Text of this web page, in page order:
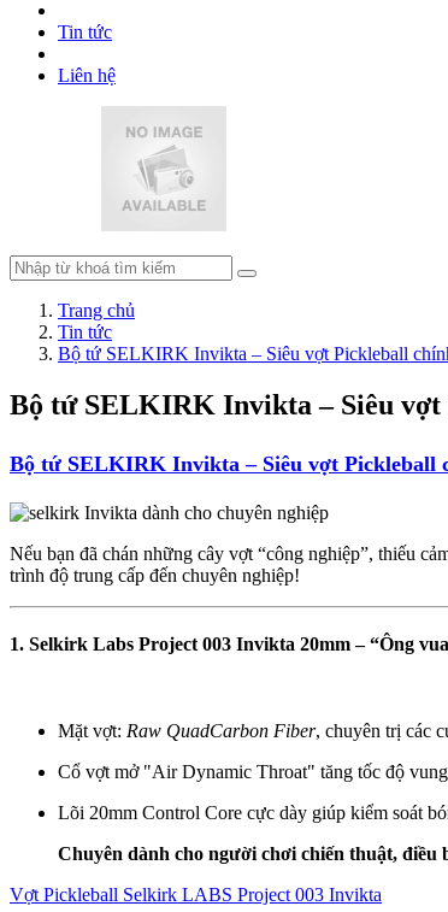
Tin tức
Liên hệ
Trang chủ
Tin tức
Bộ tứ SELKIRK Invikta – Siêu vợt Pickleball
Bộ tứ SELKIRK Invikta – Siêu vợt
Bộ tứ SELKIRK Invikta – Siêu vợt Pickleball
Nếu bạn đã chán những cây vợt “công nghiệp”, thiếu
trình độ trung cấp đến chuyên nghiệp!
1. Selkirk Labs Project 003 Invikta 20mm – “Ông
Mặt vợt: Raw QuadCarbon Fiber, chuyên trị các
Cổ vợt mở "Air Dynamic Throat" tăng tốc độ
Lõi 20mm Control Core cực dày giúp kiểm soát
Chuyên dành cho người chơi chiến thuật, điều
Vợt Pickleball Selkirk LABS Project 003 Invikta